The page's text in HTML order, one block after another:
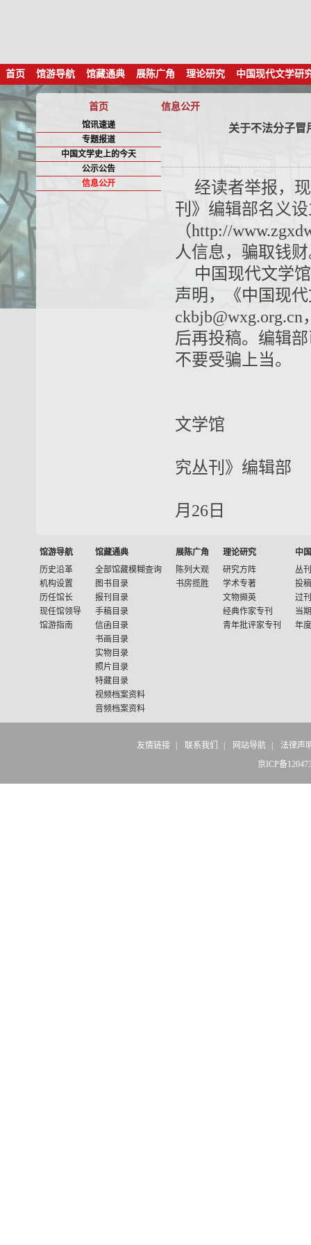
首页 馆游导航 馆藏通典 展陈广角 理论研究 中国现代文学研
首页 信息公开
馆讯速递
专题报道
中国文学史上的今天
公示公告
信息公开
关于不法分子冒
经读者举报，
刊》编辑部名义
（http://
人信息，骗取钱
中国现代文学
声明，《中国现
ckbjb@wxg.org.cn
后再投稿。编辑
不要受骗上当。
文学馆
究丛刊》编辑部
月26日
馆游导航
历史沿革
机构设置
历任馆长
现任馆领导
馆游指南
馆藏通典
全部馆藏模糊查询
图书目录
报刊目录
手稿目录
信函目录
书画目录
实物目录
照片目录
特藏目录
视频档案资料
音频档案资料
展陈广角
陈列大观
书房揽胜
理论研究
研究方阵
学术专著
文物撷英
经典作家专刊
青年批评家专刊
中
丛
投
过
当
年
友情链接 联系我们 网站导航
法律声
京ICP备